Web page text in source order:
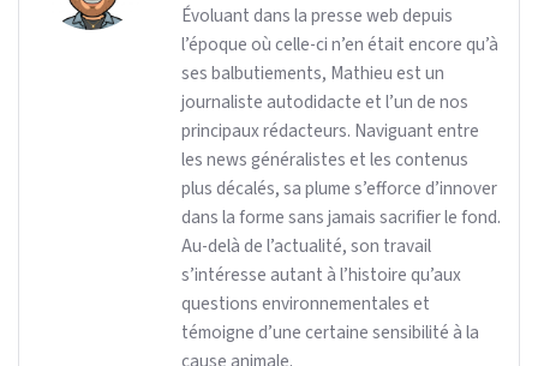
Évoluant dans la presse web depuis
l’époque où celle-ci n’en était encore qu’à
ses balbutiements, Mathieu est un
journaliste autodidacte et l’un de nos
principaux rédacteurs. Naviguant entre
les news généralistes et les contenus
plus décalés, sa plume s’efforce d’innover
dans la forme sans jamais sacrifier le fond.
Au-delà de l’actualité, son travail
s’intéresse autant à l’histoire qu’aux
questions environnementales et
témoigne d’une certaine sensibilité à la